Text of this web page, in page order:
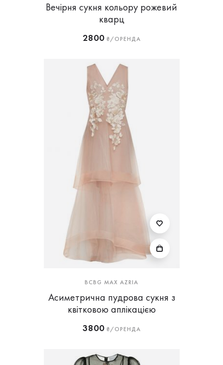
Вечірня сукня кольору рожевий
кварц
2800₴/ОРЕНДА
BCBG MAX AZRIA
Асиметрична пудрова сукня з
квітковою аплікацією
3800₴/ОРЕНДА